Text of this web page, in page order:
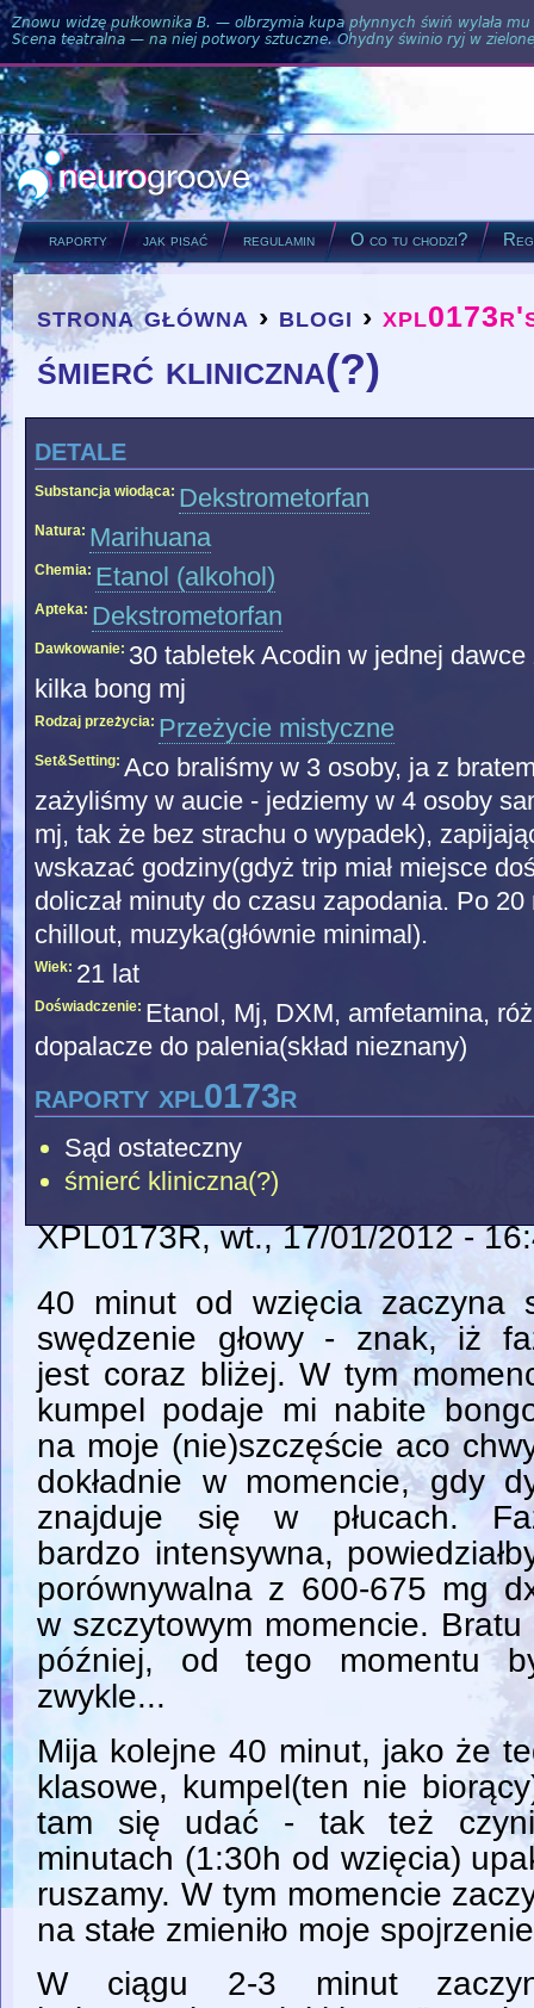
Znowu widzę pułkownika B. — olbrzymia kupa płynnych świń wylała
Scena teatralna — na niej potwory sztuczne. Ohydny świnio ryj w
raporty jak pisać regulamin O co tu chodzi?
you are here
strona główna › blogi ›
śmierć kliniczna(?)
detale
Substancja wiodąca: Dekstrometorfan
Natura: Marihuana
Chemia: Etanol (alkohol)
Apteka: Dekstrometorfan
Dawkowanie: 30 tabletek Acodin w jednej
kilka bong mj
Rodzaj przeżycia: Przeżycie mistyczne
Set&Setting: Aco braliśmy w 3 osoby, ja z
zażyliśmy w aucie - jedziemy w 4 osoby
mj, tak że bez strachu o wypadek),
wskazać godziny(gdyż trip miał miejsce
doliczał minuty do czasu zapodania. Po
chillout, muzyka(głównie minimal).
Wiek: 21 lat
Doświadczenie: Etanol, Mj, DXM, amfetamina,
dopalacze do palenia(skład nieznany)
raporty xpl0173r
Sąd ostateczny
śmierć kliniczna(?)
XPL0173R, wt., 17/01/2012 -
40 minut od wzięcia zaczyna
swędzenie głowy - znak, iż
jest coraz bliżej. W tym
kumpel podaje mi nabite
na moje (nie)szczęście aco
dokładnie w momencie, gdy
znajduje się w płucach.
bardzo intensywna,
porównywalna z 600-675 mg
w szczytowym momencie.
później, od tego momentu
zwykle...
Mija kolejne 40 minut, jako że
klasowe, kumpel(ten nie
tam się udać - tak też
minutach (1:30h od wzięcia)
ruszamy. W tym momencie
na stałe zmieniło moje
W ciągu 2-3 minut